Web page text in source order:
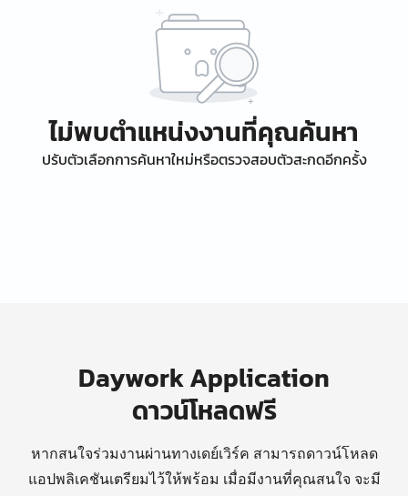
ไม่พบตำแหน่งงานที่คุณค้นหา
ปรับตัวเลือกการค้นหาใหม่หรือตรวจสอบตัวสะกดอีกครั้ง
Daywork Application
ดาวน์โหลดฟรี
หากสนใจร่วมงานผ่านทางเดย์เวิร์ค สามารถดาวน์โหลด
แอปพลิเคชันเตรียมไว้ให้พร้อม เมื่อมีงานที่คุณสนใจ จะมี